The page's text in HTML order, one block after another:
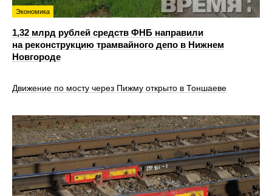
Экономика
1,32 млрд рублей средств ФНБ направили
на реконструкцию трамвайного депо в Нижнем
Новгороде
Движение по мосту через Пижму открыто в Тоншаеве